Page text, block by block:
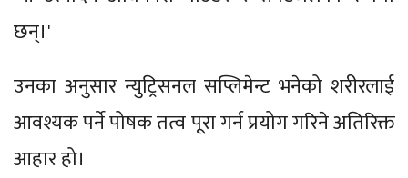
छन्।'
उनका अनुसार न्युट्रिसनल सप्लिमेन्ट भनेको शरीरलाई
आवश्यक पर्ने पोषक तत्व पूरा गर्न प्रयोग गरिने अतिरिक्त
आहार हो।